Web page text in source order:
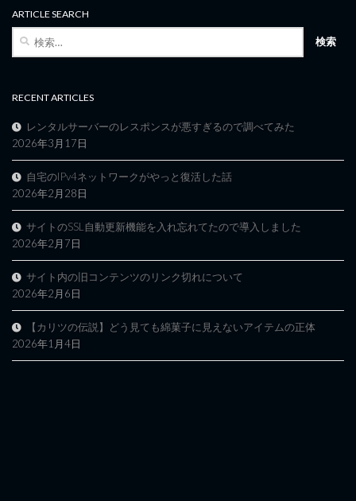
ARTICLE SEARCH
RECENT ARTICLES
レンタルサーバーのレスポンスが悪すぎるので調べてみた
2026年3月17日
自宅のIPv4ネットワークがやっと復活した話
2026年2月28日
サイトのSSL自動更新機能を入れ忘れてたので導入しました
2026年2月7日
サイト内の旧コンテンツのリンク切れについて
2026年2月6日
【カリツの伝説】どう見ても綿菓子に見えないアイテムの正体
2026年1月4日